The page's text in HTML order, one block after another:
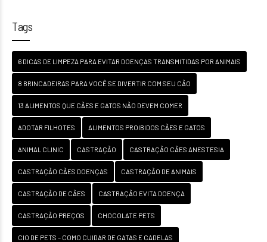
Tags
6 DICAS DE LIMPEZA PARA EVITAR DOENÇAS TRANSMITIDAS POR ANIMAIS
8 BRINCADEIRAS PARA VOCÊ SE DIVERTIR COM SEU CÃO
13 ALIMENTOS QUE CÃES E GATOS NÃO DEVEM COMER
ADOTAR FILHOTES ALIMENTOS PROIBIDOS CÃES E GATOS
ANIMAL CLINIC CASTRAÇÃO CASTRAÇÃO CÃES ANESTESIA
CASTRAÇÃO CÃES DOENÇAS CASTRAÇÃO DE ANIMAIS
CASTRAÇÃO DE CÃES CASTRAÇÃO EVITA DOENÇA
CASTRAÇÃO PREÇOS CHOCOLATE PETS
CIO DE PETS – COMO CUIDAR DE GATAS E CADELAS